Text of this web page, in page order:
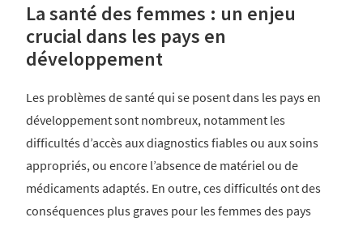
La santé des femmes : un enjeu
crucial dans les pays en
développement
Les problèmes de santé qui se posent dans les pays en
développement sont nombreux, notamment les
difficultés d’accès aux diagnostics fiables ou aux soins
appropriés, ou encore l’absence de matériel ou de
médicaments adaptés. En outre, ces difficultés ont des
conséquences plus graves pour les femmes des pays